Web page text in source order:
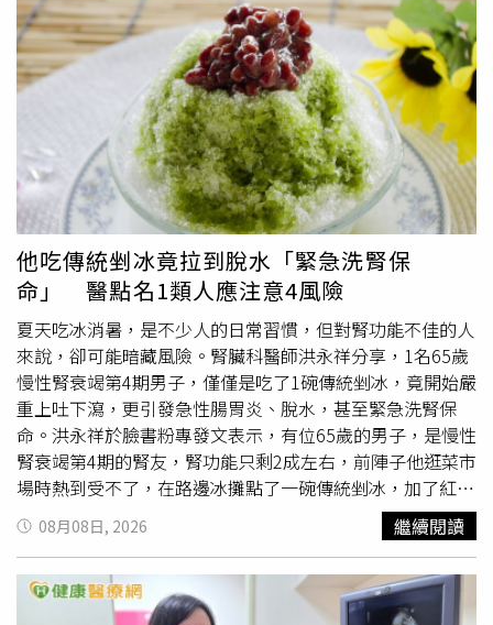
他吃傳統剉冰竟拉到脫水「緊急洗腎保
命」 醫點名1類人應注意4風險
夏天吃冰消暑，是不少人的日常習慣，但對腎功能不佳的人
來說，卻可能暗藏風險。腎臟科醫師洪永祥分享，1名65歲
慢性腎衰竭第4期男子，僅僅是吃了1碗傳統剉冰，竟開始嚴
重上吐下瀉，更引發急性腸胃炎、脫水，甚至緊急洗腎保
命。洪永祥於臉書粉專發文表示，有位65歲的男子，是慢性
腎衰竭第4期的腎友，腎功能只剩2成左右，前陣子他逛菜市
場時熱到受不了，在路邊冰攤點了一碗傳統剉冰，加了紅
豆、花生與芋圓，還淋了滿滿的黑糖水，當他吃第1口芋圓
時，就覺得味道酸酸怪怪的，沒想到當晚就出現劇烈腹痛、
上吐下瀉等狀況，整個人拉到脫水、臉色發白。洪永祥提
到，家人趕緊將他送急診，診斷為急性腸胃炎，且由於嚴重
脫水導致體內血液量驟降，脫水低血壓造成腎臟血流嚴重不
08月08日, 2026 繼續閱讀